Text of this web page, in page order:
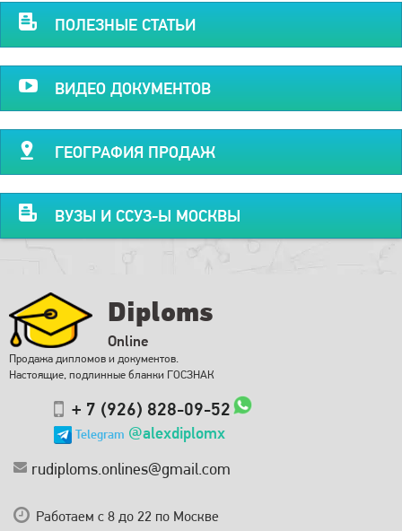
ПОЛЕЗНЫЕ СТАТЬИ
ВИДЕО ДОКУМЕНТОВ
ГЕОГРАФИЯ ПРОДАЖ
ВУЗЫ И ССУЗ-Ы МОСКВЫ
Diploms
Online
Продажа дипломов и документов.
Настоящие, подлинные бланки ГОСЗНАК
+ 7 (926) 828-09-52
Telegram @alexdiplomx
rudiploms.onlines@gmail.com
Работаем с 8 до 22 по Москве